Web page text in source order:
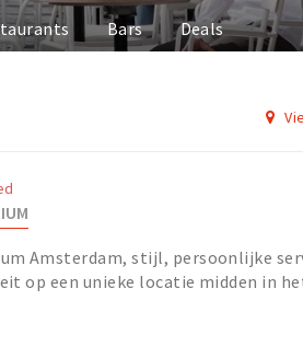
Bars Deals
Amsterdam, stijl, persoonlijke
op een unieke locatie midden in